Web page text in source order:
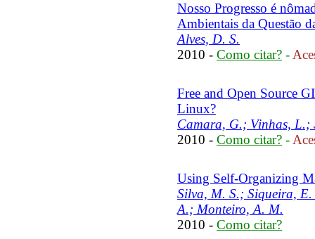
Nosso Progresso é
Ambientais da Questão
Alves, D. S.
2010 - Como citar? -
Free and Open Source
Linux?
Camara, G.; Vinhas, L.;
2010 - Como citar? -
Using Self-Organizing
Silva, M. S.; Siqueira,
A.; Monteiro, A. M.
2010 - Como citar?